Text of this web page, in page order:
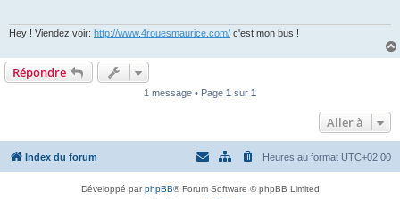
Hey ! Viendez voir: http://www.4rouesmaurice.com/ c'est mon bus !
Répondre
1 message • Page 1 sur 1
Aller à
Index du forum Heures au format UTC+02:00
Développé parphpBB® Forum Software © phpBB Limited